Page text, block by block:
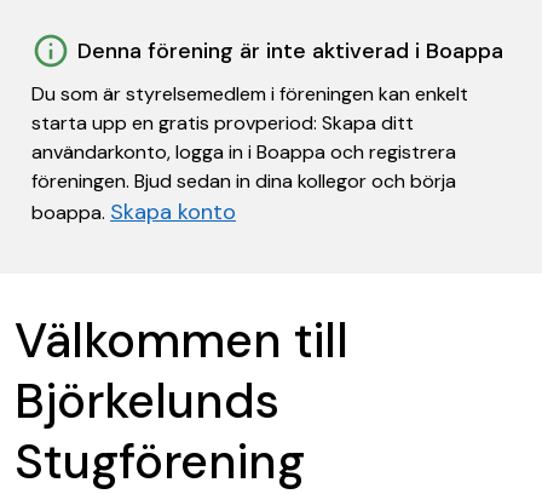
Denna förening är inte aktiverad i Boappa
Du som är styrelsemedlem i föreningen kan enkelt
starta upp en gratis provperiod: Skapa ditt
användarkonto, logga in i Boappa och registrera
föreningen. Bjud sedan in dina kollegor och börja
boappa. Skapa konto
Välkommen till
Björkelunds
Stugförening